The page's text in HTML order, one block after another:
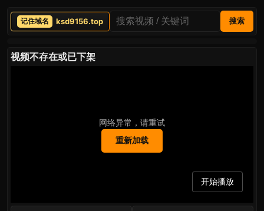
ksd9156.top 搜索
视频不存在或已下架
网络异常，请重试
重新加载
开始播放